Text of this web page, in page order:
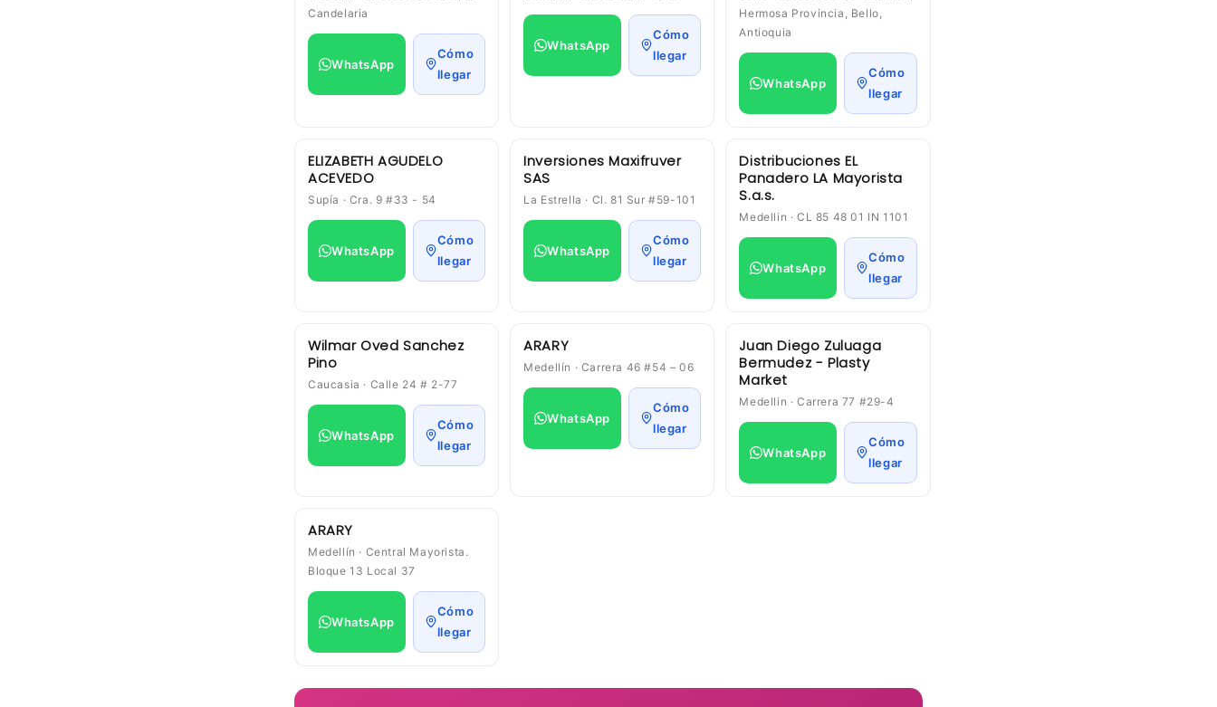
Candelaria
WhatsApp
Cómo
llegar
WhatsApp
Cómo
llegar
Hermosa Provincia, Bello,
Antioquia
WhatsApp
Cómo
llegar
ELIZABETH AGUDELO
ACEVEDO
Supía · Cra. 9 #33 - 54
WhatsApp
Cómo
llegar
Inversiones Maxifruver
SAS
La Estrella · Cl. 81 Sur #59-101
WhatsApp
Cómo
llegar
Distribuciones EL
Panadero LA Mayorista
S.a.s.
Medellin · CL 85 48 01 IN 1101
WhatsApp
Cómo
llegar
Wilmar Oved Sanchez
Pino
Caucasia · Calle 24 # 2-77
WhatsApp
Cómo
llegar
ARARY
Medellín · Carrera 46 #54 – 06
WhatsApp
Cómo
llegar
Juan Diego Zuluaga
Bermudez - Plasty
Market
Medellin · Carrera 77 #29-4
WhatsApp
Cómo
llegar
ARARY
Medellín · Central Mayorista.
Bloque 13 Local 37
WhatsApp
Cómo
llegar